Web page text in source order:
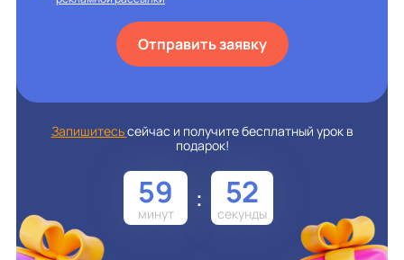
Отправить заявку
Запишитесьсейчас и получите бесплатный урок в
подарок!
59 : 52